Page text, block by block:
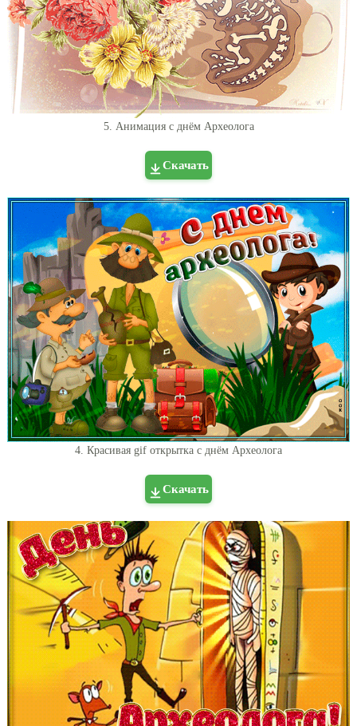
5. Анимация с днём Археолога
Скачать
4. Красивая gif открытка с днём Археолога
Скачать